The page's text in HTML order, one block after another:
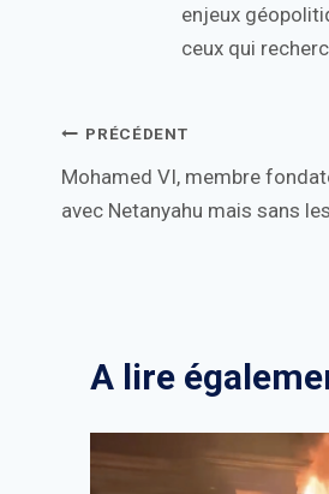
enjeux
ceux qui
Navigation
de
PRÉCÉDENT
Mohamed VI, membre
avec Netanyahu mais sans
A lire